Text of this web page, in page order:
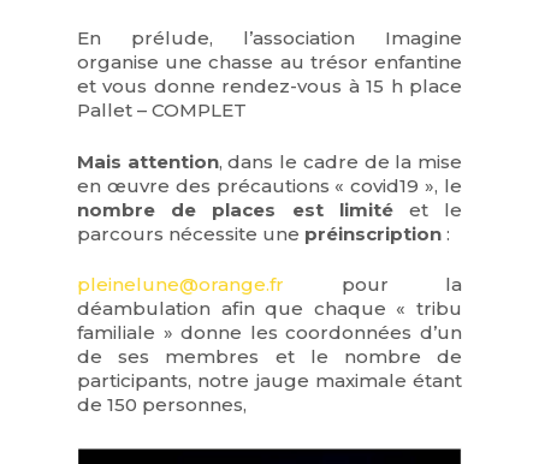
En prélude, l’association Imagine
organise une chasse au trésor enfantine
et vous donne rendez-vous à 15 h place
Pallet – COMPLET
Mais attention, dans le cadre de la mise
en œuvre des précautions « covid19 », le
nombre de places est limitéet le
parcours nécessite une préinscription :
pleinelune@orange.fr pour la
déambulation afin que chaque « tribu
familiale » donne les coordonnées d’un
de ses membres et le nombre de
participants, notre jauge maximale étant
de 150 personnes,